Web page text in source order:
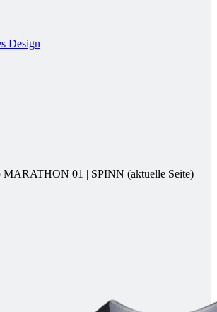
Design
MARATHON 01 | SPINN (aktuelle Seite)